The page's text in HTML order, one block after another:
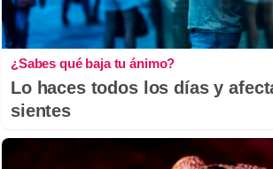
¿Sabes qué baja tu ánimo?
Lo haces todos los días y
sientes